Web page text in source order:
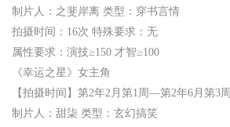
制片人：之斐岸离 类型：穿书言情
拍摄时间：16次 特殊要求：无
属性要求：演技≥150 才智≥100
《幸运之星》女主角
【拍摄时间】第2年2月第1周—第2年6月第3周
制片人：甜柒 类型：玄幻搞笑